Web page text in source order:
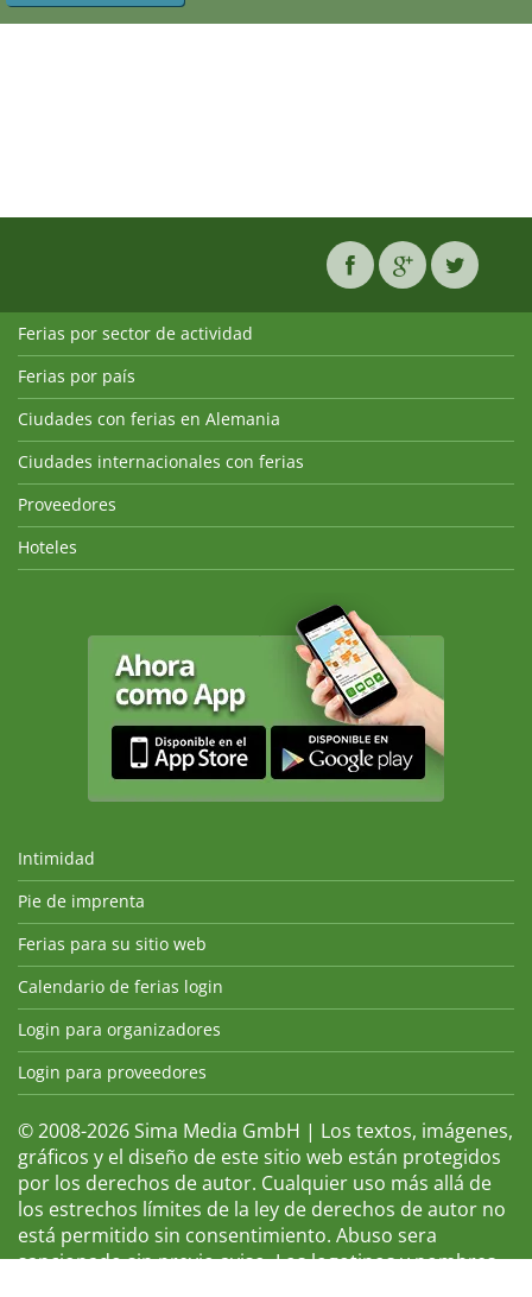
Ferias por sector de actividad
Ferias por país
Ciudades con ferias en Alemania
Ciudades internacionales con ferias
Proveedores
Hoteles
Intimidad
Pie de imprenta
Ferias para su sitio web
Calendario de ferias login
Login para organizadores
Login para proveedores
© 2008-2026 Sima Media GmbH | Los textos, imágenes,
gráficos y el diseño de este sitio web están protegidos
por los derechos de autor. Cualquier uso más allá de
los estrechos límites de la ley de derechos de autor no
está permitido sin consentimiento. Abuso sera
sancionado sin previo aviso. Los logotipos y nombres